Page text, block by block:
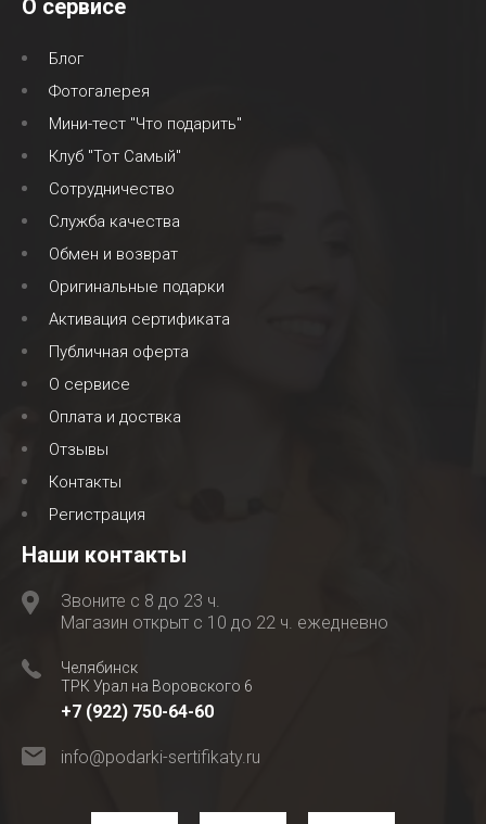
О сервисе
Блог
Фотогалерея
Мини-тест "Что подарить"
Клуб "Тот Самый"
Сотрудничество
Служба качества
Обмен и возврат
Оригинальные подарки
Активация сертификата
Публичная оферта
О сервисе
Оплата и доствка
Отзывы
Контакты
Регистрация
Наши контакты
Звоните с 8 до 23 ч.
Магазин открыт с 10 до 22 ч. ежедневно
Челябинск
ТРК Урал на Воровского 6
+7 (922) 750-64-60
info@podarki-sertifikaty.ru